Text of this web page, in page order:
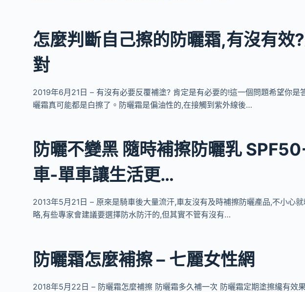
怎麼判斷自己擦的防曬霜,有沒有效
對
2019年6月21日 – 有沒有必要反覆補塗? 肯定是有必要的!這一個問題希望你是
曬霜真可能都是白擦了。防曬霜是偏油性的,在接觸到紫外線後…
防曬不變黑 隨時補擦防曬乳
車-單車讓生活更…
2013年5月21日 – 原來是騎車後大量流汗,車友沒有及時補擦防曬產品,不小心
略,有些專家會建議要選擇防水防汗的,但其實不管有沒有…
防曬霜怎麼補擦 – 七麗女性網
2018年5月22日 – 防曬霜怎麼補擦 防曬霜多久補一次 防曬霜定期塗擦纔有效